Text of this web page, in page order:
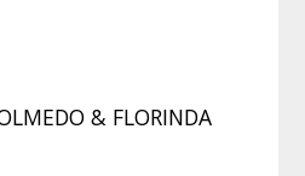
& FLORINDA